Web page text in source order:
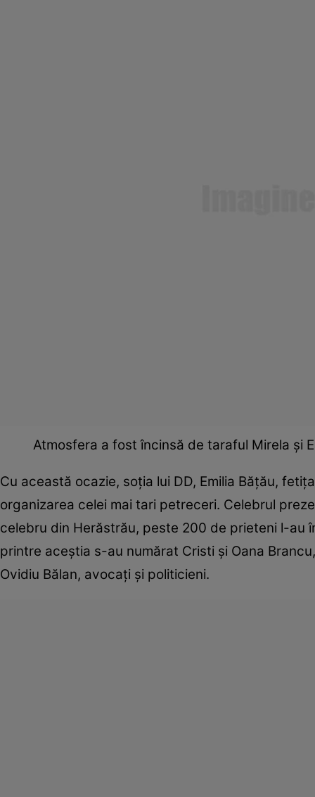
Atmosfera a fost încinsă de taraful Mirela şi
Cu această ocazie, soţia lui DD, Emilia Băţău,
organizarea celei mai tari petreceri. Celebrul
celebru din Herăstrău, peste 200 de prieteni l-au
printre aceştia s-au numărat Cristi şi Oana
Ovidiu Bălan, avocaţi şi politicieni.